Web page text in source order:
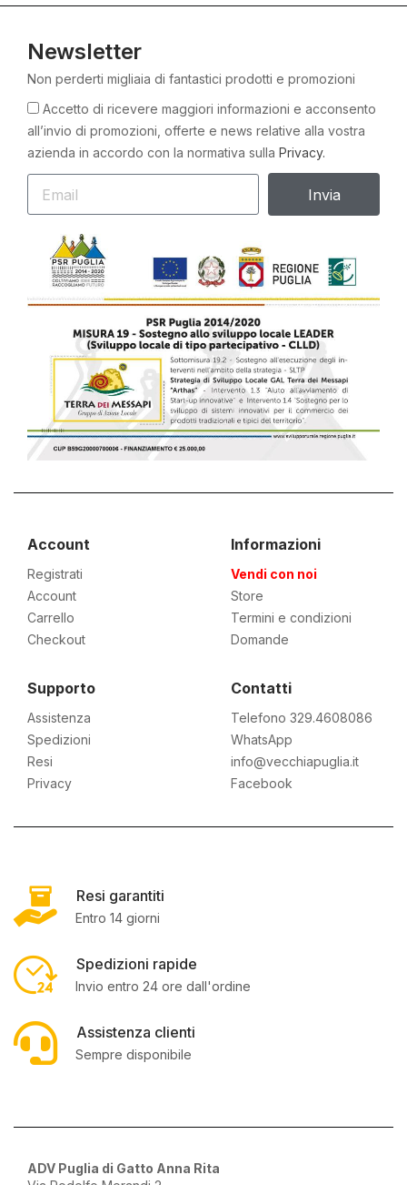
Newsletter
Non perderti migliaia di fantastici prodotti e promozioni
Accetto di ricevere maggiori informazioni e acconsento
all’invio di promozioni, offerte e news relative alla vostra
azienda in accordo con la normativa sulla Privacy.
Invia
Account
Registrati
Account
Carrello
Checkout
Informazioni
Vendi con noi
Store
Termini e condizioni
Domande
Supporto
Assistenza
Spedizioni
Resi
Privacy
Contatti
Telefono 329.4608086
WhatsApp
info@vecchiapuglia.it
Facebook
Resi garantiti
Entro 14 giorni
Spedizioni rapide
Invio entro 24 ore dall'ordine
Assistenza clienti
Sempre disponibile
ADV Puglia di Gatto Anna Rita